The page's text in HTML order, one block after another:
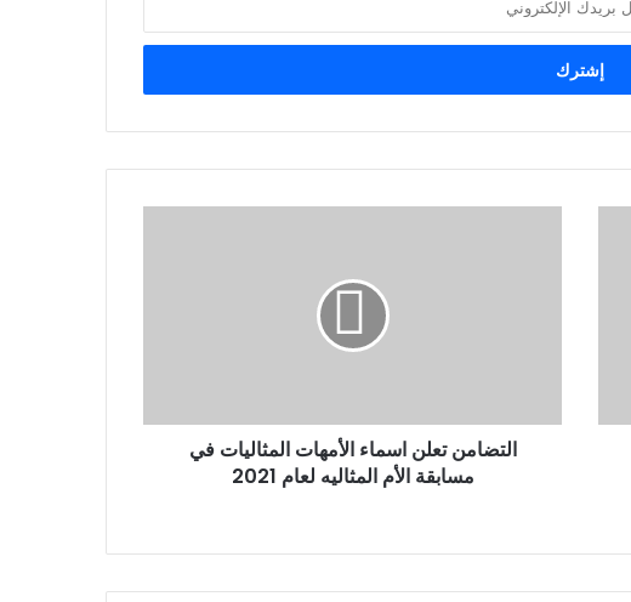
التضامن تعلن اسماء الأمهات المثاليات في
مسابقة الأم المثاليه لعام 2021